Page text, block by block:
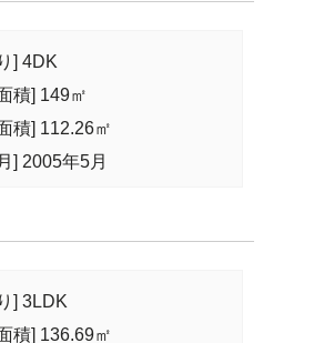
] 4DK
積] 149㎡
積] 112.26㎡
] 2005年5月
] 3LDK
積] 136.69㎡